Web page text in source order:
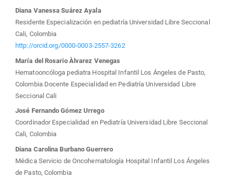
Contenido
principal
del
artículo
Diana Vanessa Suárez Ayala
Residente Especialización en pediatría Universidad Libre Seccional
Cali, Colombia
http://orcid.org/0000-0003-2557-3262
María del Rosario Àlvarez Venegas
Hematooncóloga pediatra Hospital Infantil Los Ángeles de Pasto,
Colombia Docente Especialidad en Pediatría Universidad Libre
Seccional Cali
José Fernando Gómez Urrego
Coordinador Especialidad en Pediatría Universidad Libre Seccional
Cali, Colombia
Diana Carolina Burbano Guerrero
Médica Servicio de Oncohematología Hospital Infantil Los Ángeles
de Pasto, Colombia